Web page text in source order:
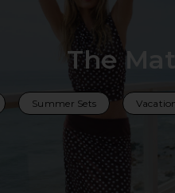
The
Summer Sets